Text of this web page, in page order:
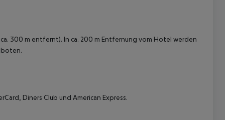
300 m entfernt). In ca. 200 m Entfernung vom Hotel werden
Diners Club und American Express.